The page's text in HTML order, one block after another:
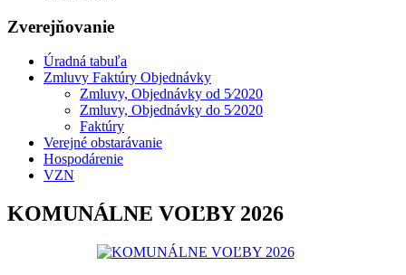
Zverejňovanie
Úradná tabuľa
Zmluvy Faktúry Objednávky
Zmluvy, Objednávky od 5⁄2020
Zmluvy, Objednávky do 5⁄2020
Faktúry
Verejné obstarávanie
Hospodárenie
VZN
KOMUNÁLNE VOĽBY 2026